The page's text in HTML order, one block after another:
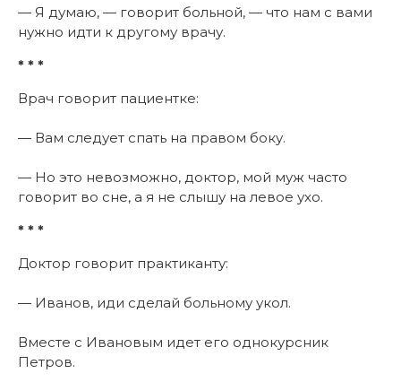
— Я думаю, — говорит больной, — что нам с вами
нужно идти к другому врачу.
* * *
Врач говорит пациентке:
— Вам следует спать на правом боку.
— Но это невозможно, доктор, мой муж часто
говорит во сне, а я не слышу на левое ухо.
* * *
Доктор говорит практиканту:
— Иванов, иди сделай больному укол.
Вместе с Ивановым идет его однокурсник
Петров.